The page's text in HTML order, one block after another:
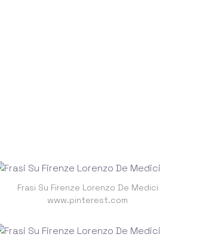
Frasi Su Firenze Lorenzo De Medici
www.pinterest.com